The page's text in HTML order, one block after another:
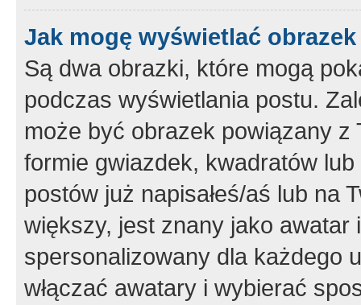
Jak mogę wyświetlać
Są dwa obrazki, które mogą
podczas wyświetlania postu.
może być obrazek powiązany z
formie gwiazdek, kwadratów
postów już napisałeś/aś lub na
większy, jest znany jako
spersonalizowany dla każdego
włączać awatary i wybierać